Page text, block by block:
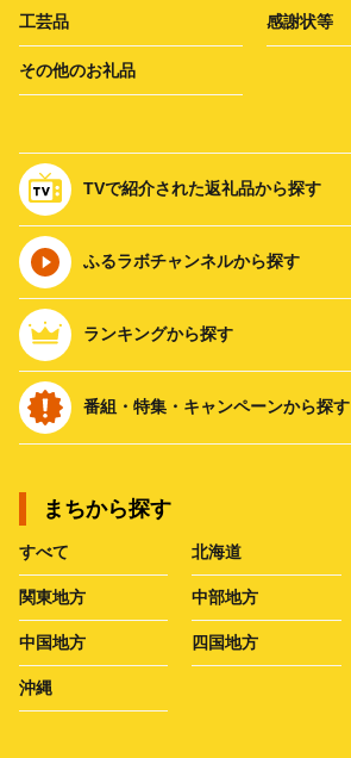
工芸品 感謝状等
その他のお礼品
TVで紹介された返礼品から探す
ふるラボチャンネルから探す
ランキングから探す
番組・特集・キャンペーンから探す
まちから探す
すべて 北海道
関東地方 中部地方
中国地方 四国地方
沖縄